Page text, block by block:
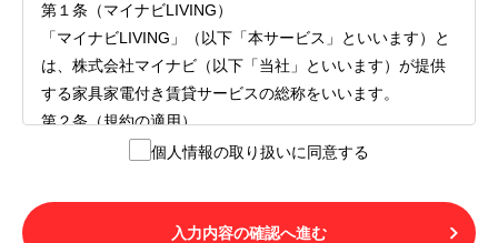
第１条（マイナビLIVING）
「マイナビLIVING」（以下「本サービス」といいます）と
は、株式会社マイナビ（以下「当社」といいます）が提供
する家具家電付き賃貸サービスの総称をいいます。
第２条（規約の適用）
１.本サービスを利用する者（以下「利用者」といいます）
LIVINGご契約にあたり取得する個人情報の取り扱いについ
て」の内容をすべて承諾したものとみなされます。不承諾
個人情報の取り扱いに同意する
入力内容の確認へ進む